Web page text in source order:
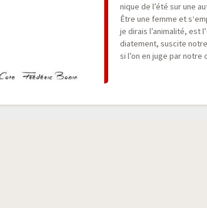
nique de l’été sur une
Être une femme et
je dirais l’animalité, est
dia­te­ment, sus­cite
si l’on en juge par